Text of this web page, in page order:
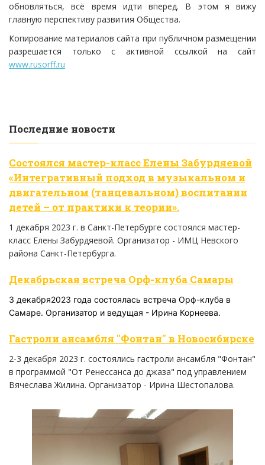
обновляться, всё время идти вперед. В этом я вижу
главную перспективу развития Общества.
Копирование материалов сайта при публичном размещении
разрешается только с активной ссылкой на сайт
www.rusorff.ru
Последние новости
Состоялся мастер-класс Елены Забурдяевой
«Интегративный подход в музыкальном и
двигательном (танцевальном) воспитании
детей – от практики к теории».
1 декабря 2023 г. в Санкт-Петербурге состоялся мастер-
класс Елены Забурдяевой. Организатор - ИМЦ Невского
района Санкт-Петербурга.
Декабрьская встреча Орф-клуба Самары
3 декабря2023 года состоялась встреча Орф-клуба в
Самаре. Организатор и ведущая - Ирина Корнеева.
Гастроли ансамбля "Фонтан" в Новосибирске
2-3 декабря 2023 г. состоялись гастроли ансамбля "Фонтан"
в программой "От Ренессанса до джаза" под управлением
Вячеслава Жилина. Организатор - Ирина Шестопалова.